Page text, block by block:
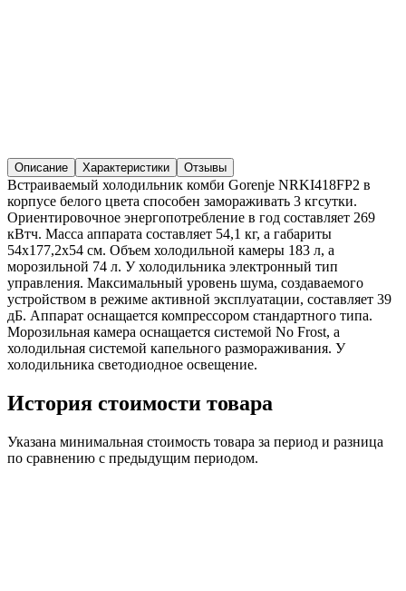
Описание Характеристики Отзывы
Встраиваемый холодильник комби Gorenje NRKI418FP2 в
корпусе белого цвета способен замораживать 3 кгсутки.
Ориентировочное энергопотребление в год составляет 269
кВтч. Масса аппарата составляет 54,1 кг, а габариты
54х177,2х54 см. Объем холодильной камеры 183 л, а
морозильной 74 л. У холодильника электронный тип
управления. Максимальный уровень шума, создаваемого
устройством в режиме активной эксплуатации, составляет 39
дБ. Аппарат оснащается компрессором стандартного типа.
Морозильная камера оснащается системой No Frost, а
холодильная системой капельного размораживания. У
холодильника светодиодное освещение.
История стоимости товара
Указана минимальная стоимость товара за период и разница
по сравнению с предыдущим периодом.